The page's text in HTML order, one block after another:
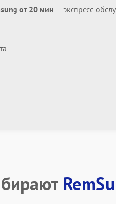
от 20 мин — экспресс-